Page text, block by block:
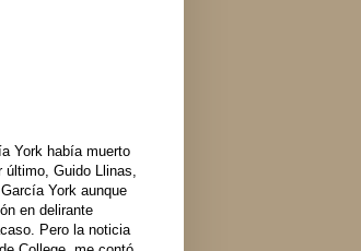
York había muerto
Guido Llinas,
York aunque
en delirante
Pero la noticia